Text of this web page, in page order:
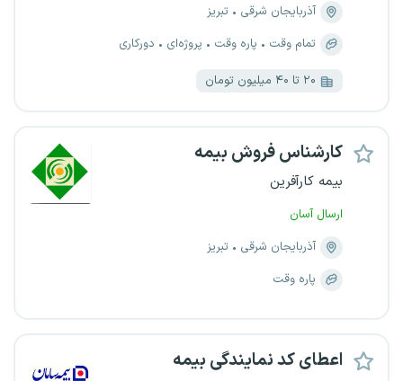
آذربایجان شرقی
تبریز
تمام وقت
پاره وقت پروژه‌ای دورکاری
۲۰ تا ۴۰ میلیون تومان
کارشناس فروش بیمه
بیمه کارآفرین
ارسال آسان
آذربایجان شرقی
تبریز
پاره وقت
اعطای کد نمایندگی بیمه